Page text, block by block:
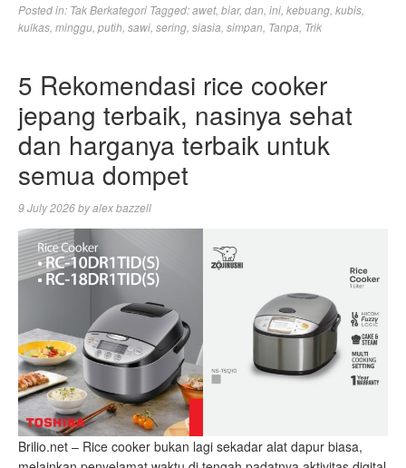
Posted in: Tak Berkategori Tagged:awet, biar, dan ini kebuang kubis
kulkas minggu putih sawi sering siasia simpan Tanpa Trik
5 Rekomendasi rice cooker
jepang terbaik, nasinya sehat
dan harganya terbaik untuk
semua dompet
9 July 2026byalex bazzell
Brilio.net – Rice cooker bukan lagi sekadar alat dapur biasa,